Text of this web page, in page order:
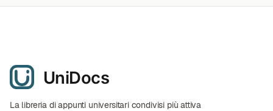
La libreria di appunti universitari condivisi più attiva